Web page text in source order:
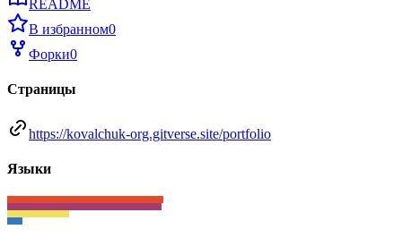
README
В избранном0
Форки0
Страницы
https://kovalchuk-org.gitverse.site/portfolio
Языки